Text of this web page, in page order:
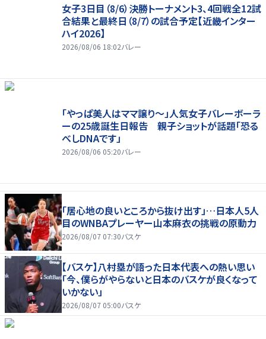
女子3日目（8/6）決勝トーナメント3、4回戦全12試
合結果と最終日（8/7）の試合予定【近畿インター
ハイ2026】
2026/08/06 18:02バレー
「やっぱ美人はママ譲り～」人気女子バレーボーラ
ーの25歳誕生日報告 親子ショットが話題「恐る
べしDNAです」
2026/08/06 05:20バレー
「居心地の良いところから抜け出す」…日本人5人
目のWNBAプレーヤー山本麻衣の挑戦の原動力
2026/08/07 07:30バスケ
【バスケ】八村塁が語った日本代表への熱い思い
「今、僕らがやらないと日本のバスケが良くなって
いかない」
2026/08/07 05:00バスケ